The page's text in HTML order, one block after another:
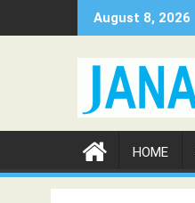
to
August 8, 2026
HOME